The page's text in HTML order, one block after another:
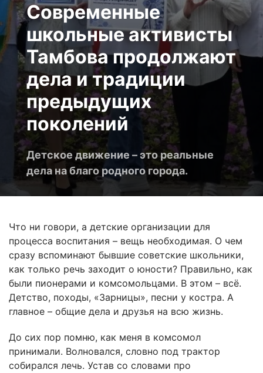
Современные
школьные активисты
Тамбова продолжают
дела и традиции
предыдущих
поколений
Детское движение – это реальные
дела на благо родного города.
Что ни говори, а детские организации для
процесса воспитания – вещь необходимая. О чем
сразу вспоминают бывшие советские школьники,
как только речь заходит о юности? Правильно, как
были пионерами и комсомольцами. В этом – всё.
Детство, походы, «Зарницы», песни у костра. А
главное – общие дела и друзья на всю жизнь.
До сих пор помню, как меня в комсомол
принимали. Волновался, словно под трактор
собирался лечь. Устав со словами про